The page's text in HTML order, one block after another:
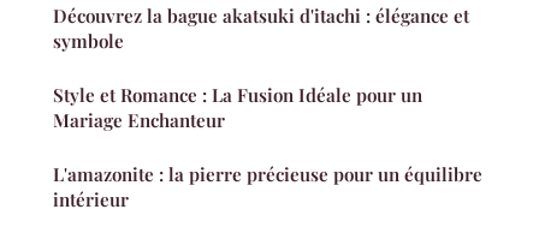
Découvrez la bague akatsuki d'itachi : élégance et
symbole
Style et Romance : La Fusion Idéale pour un
Mariage Enchanteur
L'amazonite : la pierre précieuse pour un équilibre
intérieur